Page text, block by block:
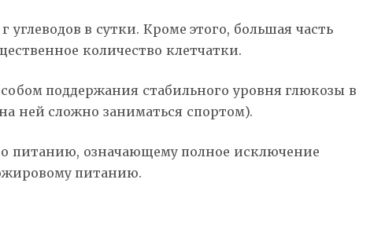
в сутки. Кроме этого, большая часть
количество клетчатки.
поддержания стабильного уровня глюкозы в
ней сложно заниматься спортом).
питанию, означающему полное исключение
питанию.